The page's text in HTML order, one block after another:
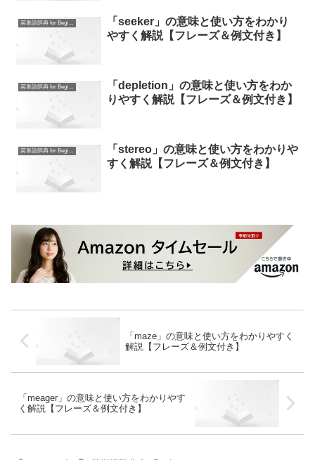
英単語辞典 for Beginners
「seeker」の意味と使い方をわかり
やすく解説【フレーズ＆例文付き】
英単語辞典 for Beginners
「depletion」の意味と使い方をわか
りやすく解説【フレーズ＆例文付き】
英単語辞典 for Beginners
「stereo」の意味と使い方をわかりや
すく解説【フレーズ＆例文付き】
「maze」の意味と使い方をわかりやすく
解説【フレーズ＆例文付き】
「meager」の意味と使い方をわかりやす
く解説【フレーズ＆例文付き】